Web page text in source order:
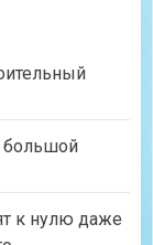
большой
к нулю даже